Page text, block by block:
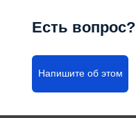
Есть вопрос?
Напишите об этом